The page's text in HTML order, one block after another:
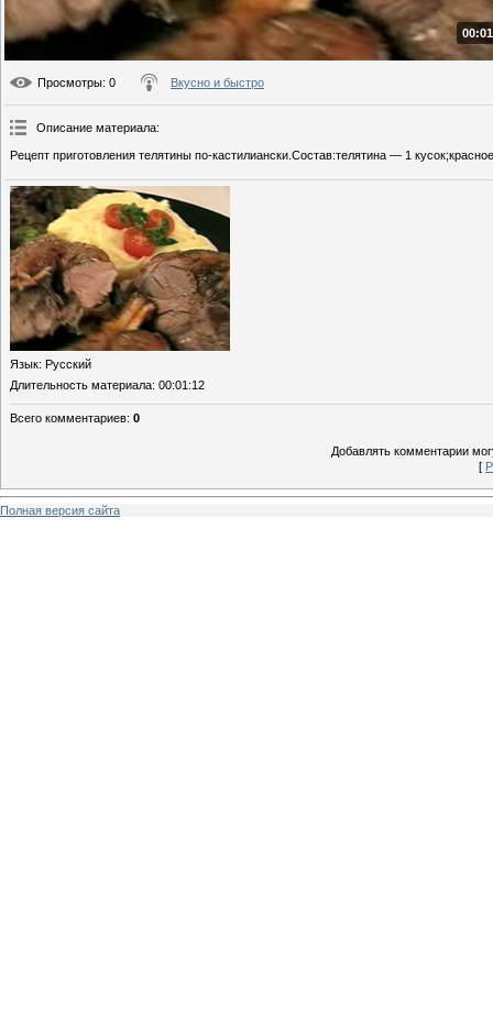
Просмотры: 0 Вкусно и быстро
Описание материала:
Рецепт приготовления телятины по-кастилиански.Состав:телятина — 1
Язык: Русский
Длительность материала: 00:01:12
Всего комментариев: 0
Добавлять комментарии
[
Полная версия сайта